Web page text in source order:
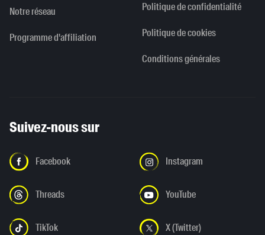
Notre réseau
Programme d'affiliation
Politique de confidentialité
Politique de cookies
Conditions générales
Suivez-nous sur
Facebook Instagram
Threads YouTube
TikTok X (Twitter)